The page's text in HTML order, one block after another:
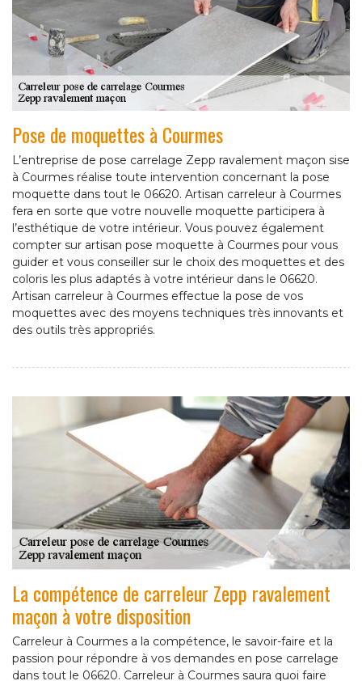
Pose de moquettes à Courmes
L’entreprise de pose carrelage Zepp ravalement maçon sise
à Courmes réalise toute intervention concernant la pose
moquette dans tout le 06620. Artisan carreleur à Courmes
fera en sorte que votre nouvelle moquette participera à
l’esthétique de votre intérieur. Vous pouvez également
compter sur artisan pose moquette à Courmes pour vous
guider et vous conseiller sur le choix des moquettes et des
coloris les plus adaptés à votre intérieur dans le 06620.
Artisan carreleur à Courmes effectue la pose de vos
moquettes avec des moyens techniques très innovants et
des outils très appropriés.
La compétence de carreleur Zepp ravalement
maçon à votre disposition
Carreleur à Courmes a la compétence, le savoir-faire et la
passion pour répondre à vos demandes en pose carrelage
dans tout le 06620. Carreleur à Courmes saura quoi faire